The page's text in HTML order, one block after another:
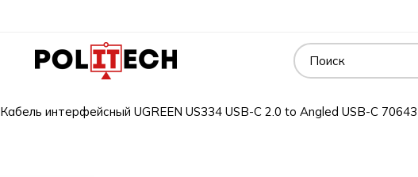
Кабель интерфейсный UGREEN US334 USB-C 2.0 to Angled USB-C